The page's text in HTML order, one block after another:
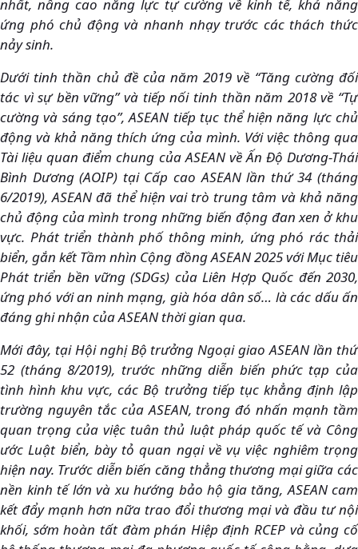
nhất, nâng cao năng lực tự cường về kinh tế, khả năng
ứng phó chủ động và nhanh nhạy trước các thách thức
nảy sinh.
Dưới tinh thần chủ đề của năm 2019 về “Tăng cường đối
tác vì sự bền vững” và tiếp nối tinh thần năm 2018 về “Tự
cường và sáng tạo”, ASEAN tiếp tục thể hiện năng lực chủ
động và khả năng thích ứng của mình. Với việc thông qua
Tài liệu quan điểm chung của ASEAN về Ấn Độ Dương-Thái
Bình Dương (AOIP) tại Cấp cao ASEAN lần thứ 34 (tháng
6/2019), ASEAN đã thể hiện vai trò trung tâm và khả năng
chủ động của mình trong những biến động đan xen ở khu
vực. Phát triển thành phố thông minh, ứng phó rác thải
biển, gắn kết Tầm nhìn Cộng đồng ASEAN 2025 với Mục tiêu
Phát triển bền vững (SDGs) của Liên Hợp Quốc đến 2030,
ứng phó với an ninh mạng, già hóa dân số… là các dấu ấn
đáng ghi nhận của ASEAN thời gian qua.
Mới đây, tại Hội nghị Bộ trưởng Ngoại giao ASEAN lần thứ
52 (tháng 8/2019), trước những diễn biến phức tạp của
tình hình khu vực, các Bộ trưởng tiếp tục khẳng định lập
trường nguyên tắc của ASEAN, trong đó nhấn mạnh tầm
quan trọng của việc tuân thủ luật pháp quốc tế và Công
ước Luật biển, bày tỏ quan ngại về vụ việc nghiêm trọng
hiện nay. Trước diễn biến căng thẳng thương mại giữa các
nền kinh tế lớn và xu hướng bảo hộ gia tăng, ASEAN cam
kết đẩy mạnh hơn nữa trao đổi thương mại và đầu tư nội
khối, sớm hoàn tất đàm phán Hiệp định RCEP và củng cố